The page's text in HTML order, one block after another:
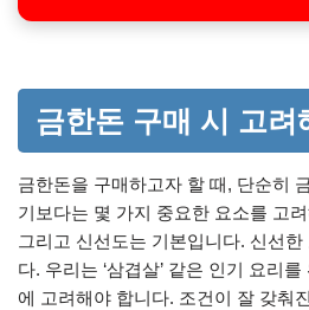
금한돈 구매 시 고려
금한돈을 구매하고자 할 때, 단순히
기보다는 몇 가지 중요한 요소를 고
그리고 신선도는 기본입니다. 신선
다. 우리는 ‘삼겹살’ 같은 인기 요리
에 고려해야 합니다. 조건이 잘 갖춰